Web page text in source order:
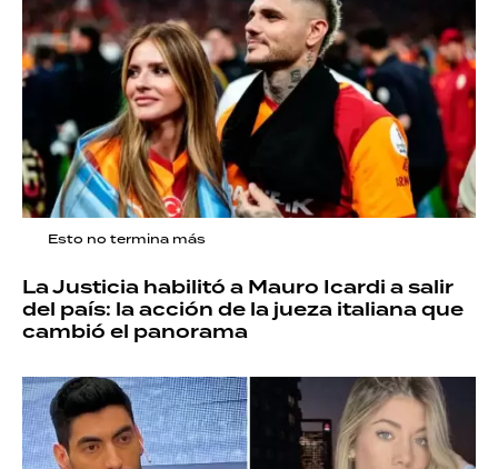
Esto no termina más
La Justicia habilitó a Mauro Icardi a salir
del país: la acción de la jueza italiana que
cambió el panorama